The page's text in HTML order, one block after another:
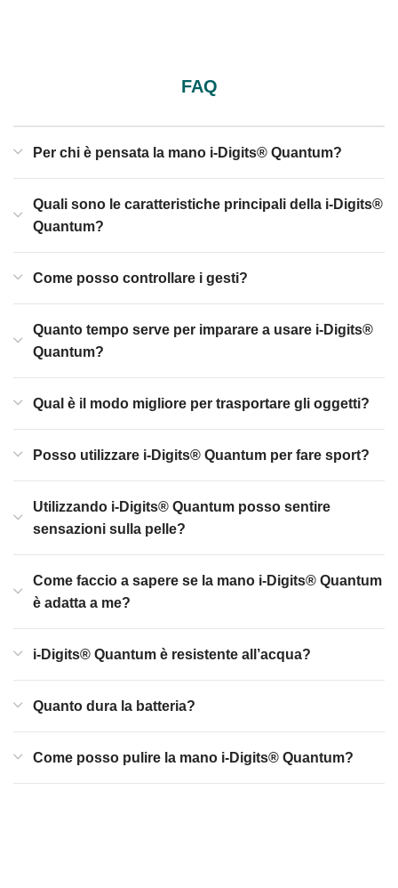
FAQ
Per chi è pensata la mano i-Digits® Quantum?
Quali sono le caratteristiche principali della i-Digits®
Quantum?
Come posso controllare i gesti?
Quanto tempo serve per imparare a usare i-Digits®
Quantum?
Qual è il modo migliore per trasportare gli oggetti?
Posso utilizzare i-Digits® Quantum per fare sport?
Utilizzando i-Digits® Quantum posso sentire
sensazioni sulla pelle?
Come faccio a sapere se la mano i-Digits® Quantum
è adatta a me?
i-Digits® Quantum è resistente all’acqua?
Quanto dura la batteria?
Come posso pulire la mano i-Digits® Quantum?